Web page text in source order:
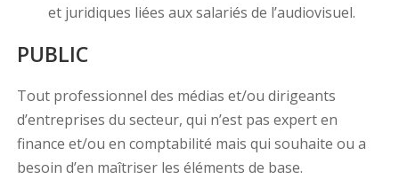
et juridiques liées aux salariés de l’audiovisuel.
PUBLIC
Tout professionnel des médias et/ou dirigeants
d’entreprises du secteur, qui n’est pas expert en
finance et/ou en comptabilité mais qui souhaite ou a
besoin d’en maîtriser les éléments de base.